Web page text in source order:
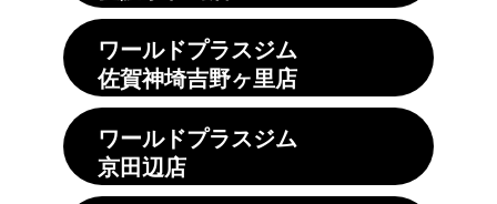
ワールドプラスジム
佐賀神埼吉野ヶ里店
ワールドプラスジム
京田辺店